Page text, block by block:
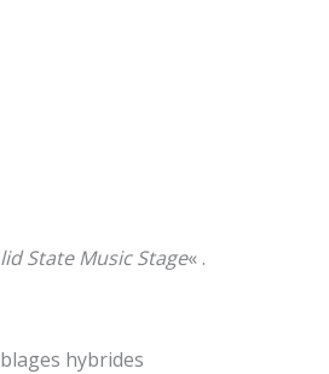
State Music Stage« .
hybrides